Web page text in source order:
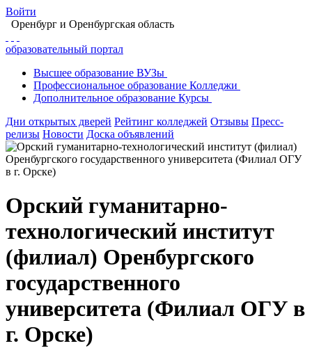
Войти
Оренбург и Оренбургская область
образовательный портал
Высшее образование ВУЗы
Профессиональное образование Колледжи
Дополнительное образование Курсы
Дни открытых дверей Рейтинг колледжей Отзывы Пресс-
релизы Новости Доска объявлений
Орский гуманитарно-
технологический институт
(филиал) Оренбургского
государственного
университета (Филиал ОГУ в
г. Орске)